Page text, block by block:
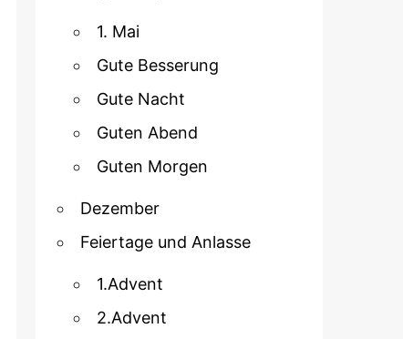
1. Mai
Gute Besserung
Gute Nacht
Guten Abend
Guten Morgen
Dezember
Feiertage und Anlasse
1.Advent
2.Advent